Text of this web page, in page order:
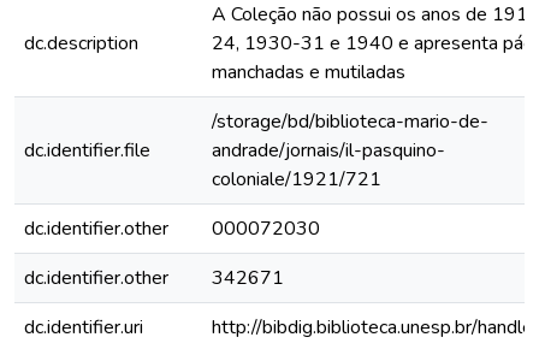
dc.description
A Coleção não possui os anos de
24, 1930-31 e 1940 e apresenta
manchadas e mutiladas
dc.identifier.file
/storage/bd/biblioteca-mario-de-
andrade/jornais/il-pasquino-
coloniale/1921/721
dc.identifier.other
000072030
dc.identifier.other
342671
dc.identifier.uri
http://bibdig.biblioteca.unesp.br/